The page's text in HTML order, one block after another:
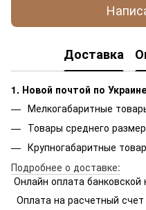
Доставка
1. Новой почтой по
Мелкогабаритные
Товары среднего
Крупногабаритные
Подробнее о доставке:
Онлайн оплата банковской
Оплата на расчетный счет